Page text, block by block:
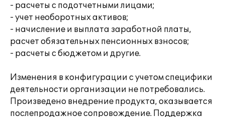
- расчеты с подотчетными лицами;
- учет необоротных активов;
- начисление и выплата заработной платы,
расчет обязательных пенсионных взносов;
- расчеты с бюджетом и другие.
Изменения в конфигурации с учетом специфики
деятельности организации не потребовались.
Произведено внедрение продукта, оказывается
послепродажное сопровождение. Поддержка